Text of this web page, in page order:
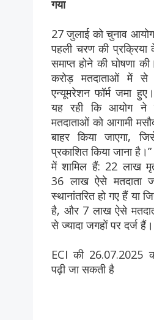
गया
27 जुलाई को चुनाव
पहली चरण की
समाप्त होने की घोषणा
करोड़ मतदाताओं में
एन्यूमरेशन फॉर्म जमा
यह रही कि आयोग ने
मतदाताओं को आगामी
बाहर किया जाएगा,
प्रकाशित किया जाना
में शामिल हैं: 22 लाख मृत
36 लाख ऐसे मतदाता
स्थानांतरित हो गए हैं या
है, और 7 लाख ऐसे
से ज्यादा जगहों पर दर्ज हैं।
ECI की 26.07.2025
पढ़ी जा सकती है